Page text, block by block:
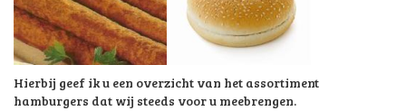
Hierbij geef ik u een overzicht van het assortiment
hamburgers dat wij steeds voor u meebrengen.